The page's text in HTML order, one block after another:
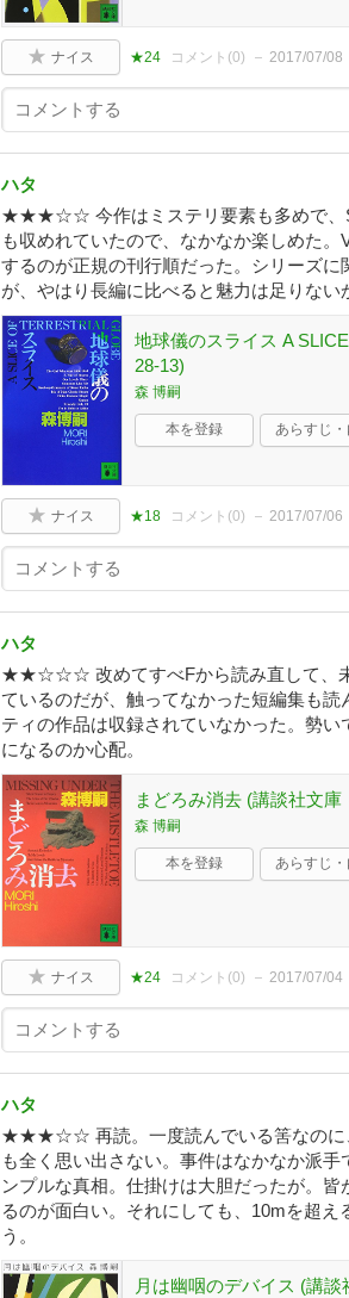
ナイス ★24 コメント(0) 2017/07/08
ハタ
★★★☆☆ 今作はミステリ要素も多めで、
も収めれていたので、なかなか楽しめた
するのが正規の刊行順だった。シリーズ
が、やはり長編に比べると魅力は足りない
地球儀のスライス A
28-13)
森 博嗣
本を登録 あらすじ・
ナイス ★18 コメント(0) 2017/07/06
ハタ
★★☆☆☆ 改めてすべFから読み直して、未
ているのだが、触ってなかった短編集も
ティの作品は収録されていなかった。勢
になるのか心配。
まどろみ消去 (講談社文庫
森 博嗣
本を登録 あらすじ・
ナイス ★24 コメント(0) 2017/07/04
ハタ
★★★☆☆ 再読。一度読んでいる筈なのに
も全く思い出さない。事件はなかなか派
ンプルな真相。仕掛けは大胆だったが。
るのが面白い。それにしても、10mを超
う。
月は幽咽のデバイス (講談